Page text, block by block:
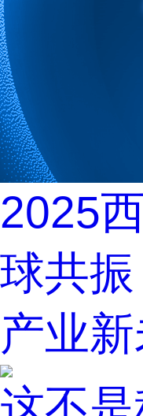
2025
球共
产业